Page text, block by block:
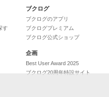
す
ブクログ
ブクログのアプリ
ブクログプレミアム
ブクログ公式ショップ
企画
Best User Award 2025
ブクログ20周年特設サイト